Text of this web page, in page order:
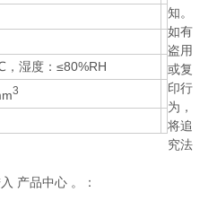
湿度：≤80%RH
3
知。
如有
盗用
或复
印行
为，
将追
究法
产品中心 。：